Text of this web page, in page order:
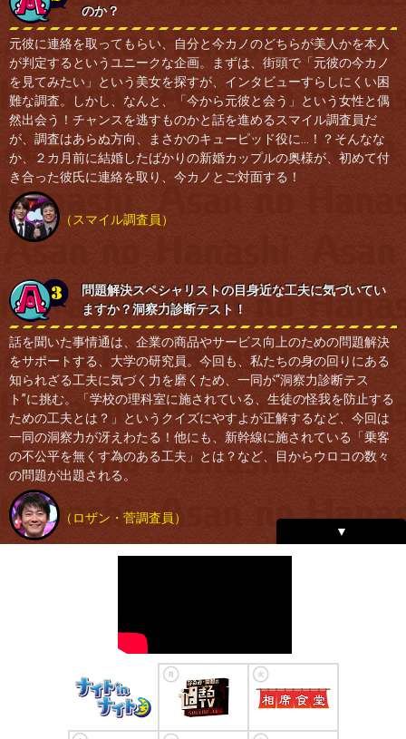
のか？
元彼に連絡を取ってもらい、自分と今カノのどちらが美人かを本人
が判定するというユニークな企画。まずは、街頭で「元彼の今カノ
を見てみたい」という美女を探すが、インタビューすらしにくい困
難な調査。しかし、なんと、「今から元彼と会う」という女性と偶
然出会う！チャンスを逃すものかと話を進めるスマイル調査員だ
が、調査はあらぬ方向、まさかのキューピッド役に…！？そんなな
か、２カ月前に結婚したばかりの新婚カップルの奥様が、初めて付
き合った彼氏に連絡を取り、今カノとご対面する！
（スマイル調査員）
問題解決スペシャリストの目身近な工夫に気づいてい
ますか？洞察力診断テスト！
話を聞いた事情通は、企業の商品やサービス向上のための問題解決
をサポートする、大学の研究員。今回も、私たちの身の回りにある
知られざる工夫に気づく力を磨くため、一同が“洞察力診断テス
ト”に挑む。「学校の理科室に施されている、生徒の怪我を防止する
ための工夫とは？」というクイズにやすよが正解するなど、今回は
一同の洞察力が冴えわたる！他にも、新幹線に施されている「乗客
の不公平を無くす為のある工夫」とは？など、目からウロコの数々
の問題が出題される。
（ロザン・菅調査員）